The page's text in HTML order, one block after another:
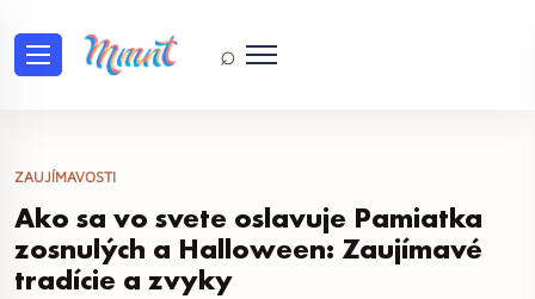
⌕
ZAUJÍMAVOSTI
Ako sa vo svete oslavuje Pamiatka
zosnulých a Halloween: Zaujímavé
tradície a zvyky